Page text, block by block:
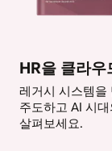
HR을 클라우
레거시 시스템을
주도하고 AI 시
살펴보세요.